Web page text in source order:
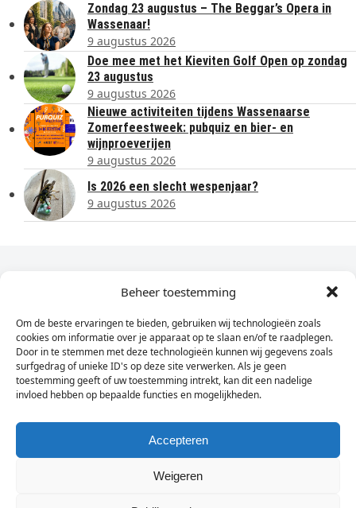
Beheer toestemming
Om de beste ervaringen te bieden, gebruiken wij technologieën zoals
cookies om informatie over je apparaat op te slaan en/of te raadplegen.
Door in te stemmen met deze technologieën kunnen wij gegevens zoals
surfgedrag of unieke ID's op deze site verwerken. Als je geen
toestemming geeft of uw toestemming intrekt, kan dit een nadelige
invloed hebben op bepaalde functies en mogelijkheden.
Accepteren
Weigeren
Zondag 23 augustus – The Beggar’s Opera in
Wassenaar!
9 augustus 2026
Doe mee met het Kieviten Golf Open op zondag
23 augustus
9 augustus 2026
Nieuwe activiteiten tijdens Wassenaarse
Zomerfeestweek: pubquiz en bier- en
wijnproeverijen
9 augustus 2026
Is 2026 een slecht wespenjaar?
9 augustus 2026
Dagelijks het laatste nieuws in je e-mail?
Vul
hier
je
e-
mailadres
in
Sign Up